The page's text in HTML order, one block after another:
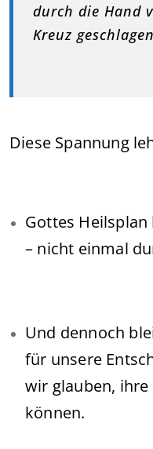
durch die Hand
Kreuz
Diese Spannung
Gottes
– nicht einmal
Und dennoch
für unsere
wir glauben, ihre
können.